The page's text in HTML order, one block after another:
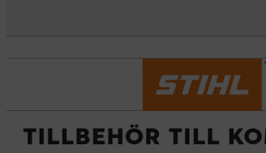
TILLBEHÖR TILL